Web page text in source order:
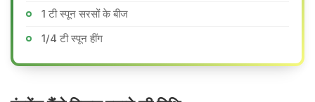
1 टी स्पून सरसों के बीज
1/4 टी स्पून हींग